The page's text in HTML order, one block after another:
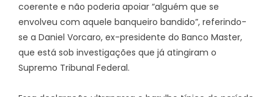
coerente e não poderia apoiar “alguém que se
envolveu com aquele banqueiro bandido”, referindo-
se a Daniel Vorcaro, ex-presidente do Banco Master,
que está sob investigações que já atingiram o
Supremo Tribunal Federal.